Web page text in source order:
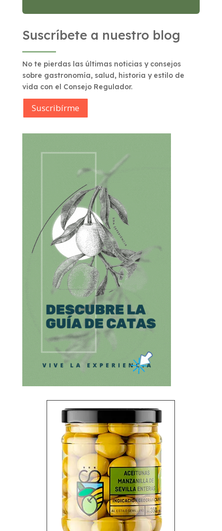
Suscríbete a nuestro blog
No te pierdas las últimas noticias y consejos
sobre gastronomía, salud, historia y estilo de
vida con el Consejo Regulador.
Suscribírme